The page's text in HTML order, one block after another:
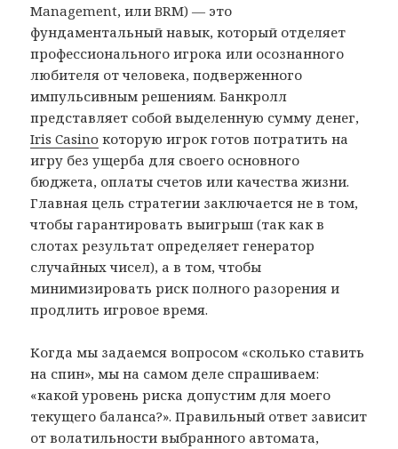
Management, или BRM) — это
фундаментальный навык, который отделяет
профессионального игрока или осознанного
любителя от человека, подверженного
импульсивным решениям. Банкролл
представляет собой выделенную сумму денег,
Iris Casino которую игрок готов потратить на
игру без ущерба для своего основного
бюджета, оплаты счетов или качества жизни.
Главная цель стратегии заключается не в том,
чтобы гарантировать выигрыш (так как в
слотах результат определяет генератор
случайных чисел), а в том, чтобы
минимизировать риск полного разорения и
продлить игровое время.
Когда мы задаемся вопросом «сколько ставить
на спин», мы на самом деле спрашиваем:
«какой уровень риска допустим для моего
текущего баланса?». Правильный ответ зависит
от волатильности выбранного автомата,